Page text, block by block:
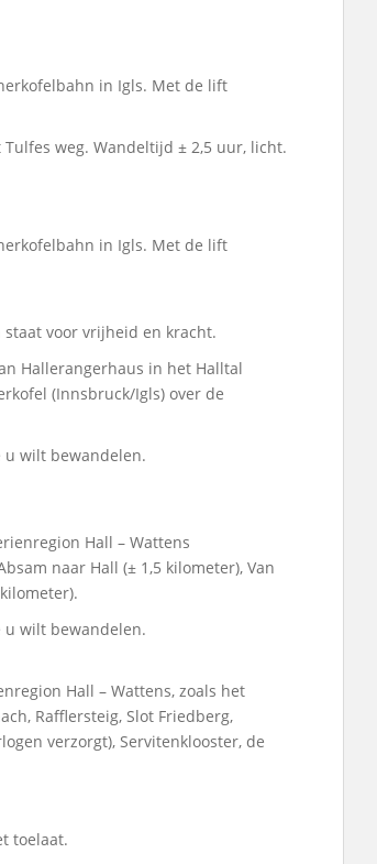
in Igls. Met de lift
weg. Wandeltijd ± 2,5 uur, licht.
in Igls. Met de lift
voor vrijheid en kracht.
Hallerangerhaus in het Halltal
(Innsbruck/Igls) over de
wilt bewandelen.
Hall – Wattens
naar Hall (± 1,5 kilometer), Van
wilt bewandelen.
Hall – Wattens, zoals het
Rafflersteig, Slot Friedberg,
verzorgt), Servitenklooster, de
toelaat.